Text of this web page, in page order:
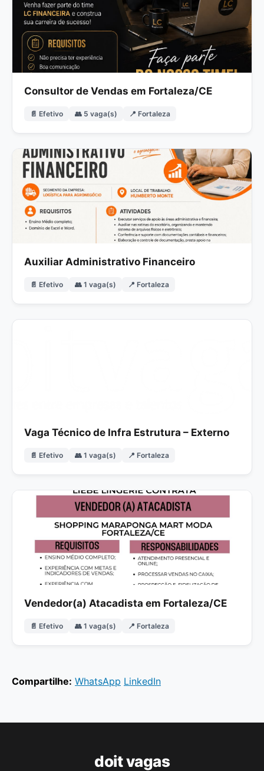
Consultor de Vendas em Fortaleza/CE
📄 Efetivo 👥 5 vaga(s) 📍 Fortaleza
Auxiliar Administrativo Financeiro
📄 Efetivo 👥 1 vaga(s) 📍 Fortaleza
Vaga Técnico de Infra Estrutura – Externo
📄 Efetivo 👥 1 vaga(s) 📍 Fortaleza
Vendedor(a) Atacadista em Fortaleza/CE
📄 Efetivo 👥 1 vaga(s) 📍 Fortaleza
Compartilhe: WhatsApp LinkedIn
doit vagas